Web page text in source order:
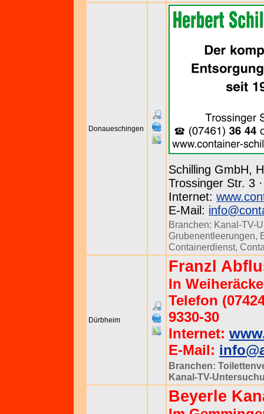
Donaueschingen
Schilling GmbH,
Trossinger Str. 3
Internet:
E-Mail:
Branchen: Kanal-TV-
Grubenentleerungen,
Containerdienst,
Dürbheim
Franzl
In
Telefon
9330-30
Internet:
E-Mail:
Branchen:
Kanal-TV-
Beyerle